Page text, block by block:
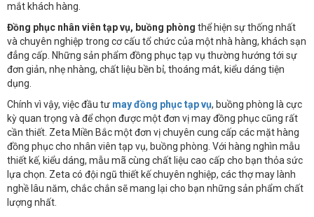
mắt khách hàng.
Đồng phục nhân viên tạp vụ, buồng phòng thể hiện sự thống nhất
và chuyên nghiệp trong cơ cấu tổ chức của một nhà hàng, khách sạn
đẳng cấp. Những sản phẩm đồng phục tạp vụ thường hướng tới sự
đơn giản, nhẹ nhàng, chất liệu bền bỉ, thoáng mát, kiểu dáng tiện
dụng.
Chính vì vậy, việc đầu tư may đồng phục tạp vụ, buồng phòng là cực
kỳ quan trọng và để chọn được một đơn vị may đồng phục cũng rất
cần thiết. Zeta Miền Bắc một đơn vị chuyên cung cấp các mặt hàng
đồng phục cho nhân viên tạp vụ, buồng phòng. Với hàng nghìn mẫu
thiết kế, kiểu dáng, mẫu mã cùng chất liệu cao cấp cho bạn thỏa sức
lựa chọn. Zeta có đội ngũ thiết kế chuyên nghiệp, các thợ may lành
nghề lâu năm, chắc chắn sẽ mang lại cho bạn những sản phẩm chất
lượng nhất.